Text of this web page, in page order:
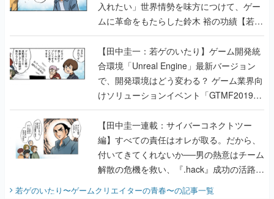
入れたい」世界情勢を味方につけて、ゲー
ムに革命をもたらした鈴木 裕の功績【若ゲ
のいたり】
【田中圭一：若ゲのいたり】ゲーム開発統
合環境「Unreal Engine」最新バージョン
で、開発環境はどう変わる？ ゲーム業界向
けソリューションイベント「GTMF2019」
に行って、より理解を深めよう【PR】
【田中圭一連載：サイバーコネクトツー
編】すべての責任はオレが取る。だから、
付いてきてくれないか──男の熱意はチーム
解散の危機を救い、『.hack』成功の活路を
若ゲのいたり〜ゲームクリエイターの青春〜の記事一覧